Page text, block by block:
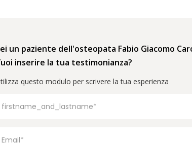
un paziente dell'osteopata Fabio Giacomo
inserire la tua testimonianza?
questo modulo per scrivere la tua esperienza